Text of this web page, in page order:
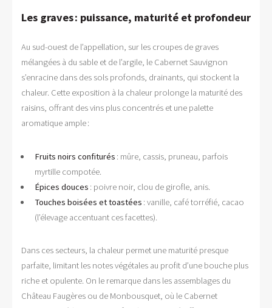
Les graves : puissance, maturité et profondeur
Au sud-ouest de l’appellation, sur les croupes de graves
mélangées à du sable et de l’argile, le Cabernet Sauvignon
s’enracine dans des sols profonds, drainants, qui stockent la
chaleur. Cette exposition à la chaleur prolonge la maturité des
raisins, offrant des vins plus concentrés et une palette
aromatique ample :
Fruits noirs confiturés : mûre, cassis, pruneau, parfois
myrtille compotée.
Épices douces : poivre noir, clou de girofle, anis.
Touches boisées et toastées : vanille, café torréfié, cacao
(l’élevage accentuant ces facettes).
Dans ces secteurs, la chaleur permet une maturité presque
parfaite, limitant les notes végétales au profit d’une bouche plus
riche et opulente. On le remarque dans les assemblages du
Château Faugères ou de Monbousquet, où le Cabernet